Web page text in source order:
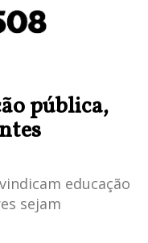
pública,
educação
sejam